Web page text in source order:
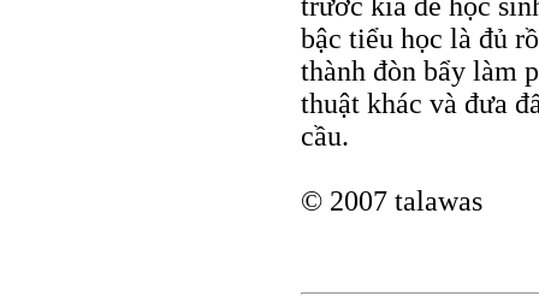
bậc tiểu học là đủ
thành đòn bẩy làm
thuật khác và đưa
cầu.
© 2007 talawas